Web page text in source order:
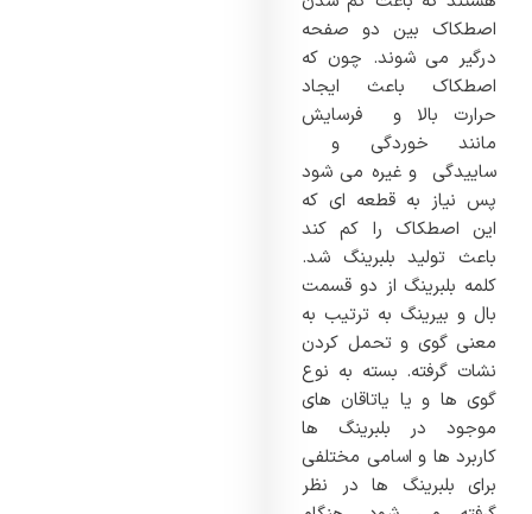
اصطکاک بین دو صفحه
درگیر می شوند. چون که
اصطکاک باعث ایجاد
حرارت بالا و فرسایش
مانند خوردگی و
ساییدگی و غیره می شود
پس نیاز به قطعه ای که
این اصطکاک را کم کند
باعث تولید بلبرینگ شد.
کلمه بلبرینگ از دو قسمت
بال و بیرینگ به ترتیب به
معنی گوی و تحمل کردن
نشات گرفته. بسته به نوع
گوی ها و یا یاتاقان های
موجود در بلبرینگ ها
کاربرد ها و اسامی مختلفی
برای بلبرینگ ها در نظر